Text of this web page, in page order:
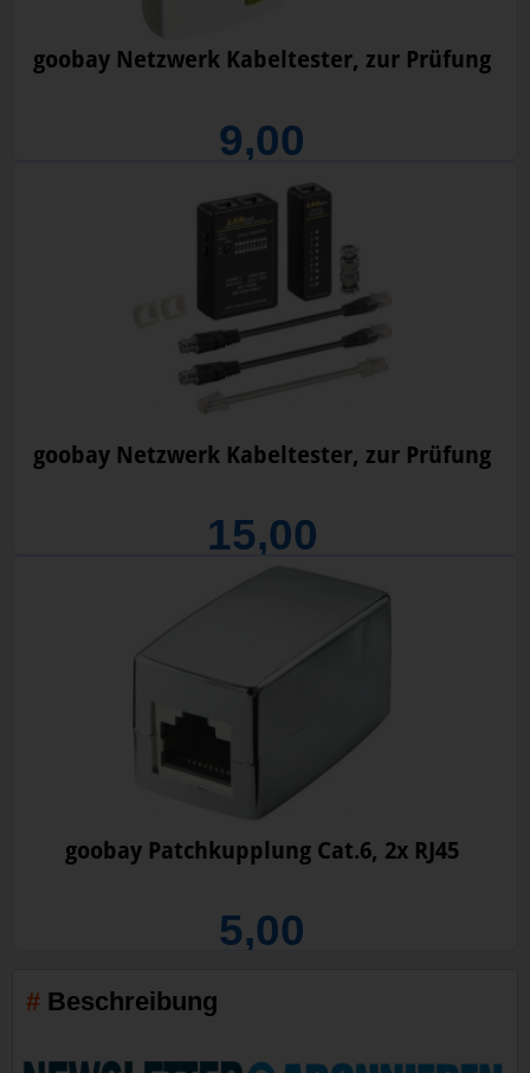
goobay Netzwerk Kabeltester, zur Prüfung
9,00
goobay Netzwerk Kabeltester, zur Prüfung
15,00
goobay Patchkupplung Cat.6, 2x RJ45
5,00
Beschreibung